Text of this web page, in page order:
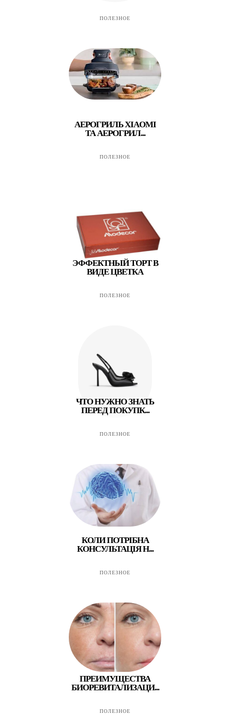
ПОЛЕЗНОЕ
АЕРОГРИЛЬ XIAOMI
ТА АЕРОГРИЛ...
ПОЛЕЗНОЕ
ЭФФЕКТНЫЙ ТОРТ В
ВИДЕ ЦВЕТКА
ПОЛЕЗНОЕ
ЧТО НУЖНО ЗНАТЬ
ПЕРЕД ПОКУПК...
ПОЛЕЗНОЕ
КОЛИ ПОТРІБНА
КОНСУЛЬТАЦІЯ Н...
ПОЛЕЗНОЕ
ПРЕИМУЩЕСТВА
БИОРЕВИТАЛИЗАЦИ...
ПОЛЕЗНОЕ